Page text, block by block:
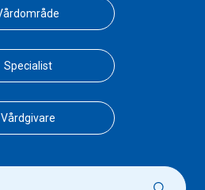
Specialist
Vårdgivare